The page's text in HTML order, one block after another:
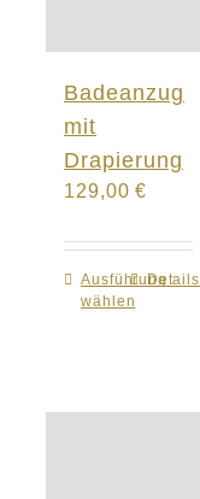
Badeanzug
mit
Drapierung
129,00€
Ausführung
wählen
Dieses
Produkt
Details